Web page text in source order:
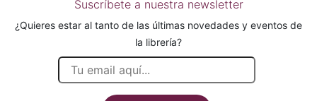
Suscríbete a nuestra newsletter
¿Quieres estar al tanto de las últimas novedades y eventos de
la librería?